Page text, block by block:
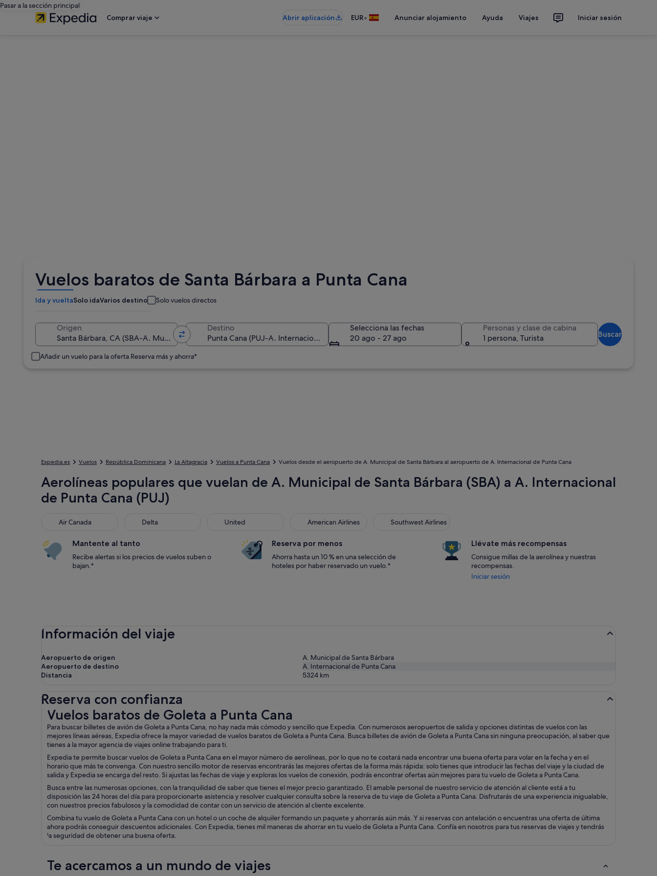
Pasar a la sección principal
Comprar viaje
Abrir aplicación EUR• Anunciar alojamiento Ayuda Viajes Iniciar sesión
Vuelos baratos de Santa Bárbara a Punta Cana
Ida y vueltaSolo idaVarios destinos Solo vuelos directos
Origen Destino
Selecciona las fechas
20 ago - 27 ago
Personas y clase de cabina
1 persona, Turista
Buscar
Añadir un vuelo para la oferta Reserva más y ahorra*
Expedia.es Vuelos República Dominicana La Altagracia Vuelos a Punta Cana Vuelos desde el aeropuerto de A. Municipal de Santa Bárbara al aeropuerto de A. Internacional de Punta Cana
Aerolíneas populares que vuelan de A. Municipal de Santa Bárbara (SBA) a A. Internacional
de Punta Cana (PUJ)
Air Canada
Air Canada Delta United
United American Airlines
American Airlines Southwest Airlines
Southwest Airlines
Mantente al tanto
Recibe alertas si los precios de vuelos suben o
bajan.*
Reserva por menos
Ahorra hasta un 10 % en una selección de
hoteles por haber reservado un vuelo.*
Llévate más recompensas
Consigue millas de la aerolínea y nuestras
recompensas.
Iniciar sesión
Información del viaje
Aeropuerto de origen
A. Municipal de Santa Bárbara
Aeropuerto de destino
A. Internacional de Punta Cana
Distancia
5324 km
Reserva con confianza
Vuelos baratos de Goleta a Punta Cana
Para buscar billetes de avión de Goleta a Punta Cana, no hay nada más cómodo y sencillo que Expedia. Con numerosos aeropuertos de salida y opciones distintas de vuelos con las
mejores líneas aéreas, Expedia ofrece la mayor variedad de vuelos baratos de Goleta a Punta Cana. Busca billetes de avión de Goleta a Punta Cana sin ninguna preocupación, al saber que
tienes a la mayor agencia de viajes online trabajando para ti.
Expedia te permite buscar vuelos de Goleta a Punta Cana en el mayor número de aerolíneas, por lo que no te costará nada encontrar una buena oferta para volar en la fecha y en el
horario que más te convenga. Con nuestro sencillo motor de reservas encontrarás las mejores ofertas de la forma más rápida: solo tienes que introducir las fechas del viaje y la ciudad de
salida y Expedia se encarga del resto. Si ajustas las fechas de viaje y exploras los vuelos de conexión, podrás encontrar ofertas aún mejores para tu vuelo de Goleta a Punta Cana.
Busca entre las numerosas opciones, con la tranquilidad de saber que tienes el mejor precio garantizado. El amable personal de nuestro servicio de atención al cliente está a tu
disposición las 24 horas del día para proporcionarte asistencia y resolver cualquier consulta sobre la reserva de tu viaje de Goleta a Punta Cana. Disfrutarás de una experiencia inigualable,
con nuestros precios fabulosos y la comodidad de contar con un servicio de atención al cliente excelente.
Combina tu vuelo de Goleta a Punta Cana con un hotel o un coche de alquiler formando un paquete y ahorrarás aún más. Y si reservas con antelación o encuentras una oferta de última
ahora podrás conseguir descuentos adicionales. Con Expedia, tienes mil maneras de ahorrar en tu vuelo de Goleta a Punta Cana. Confía en nosotros para tus reservas de viajes y tendrás
la seguridad de obtener una buena oferta.
Vuelos baratos de Goleta a Punta Cana
Te acercamos a un mundo de viajes